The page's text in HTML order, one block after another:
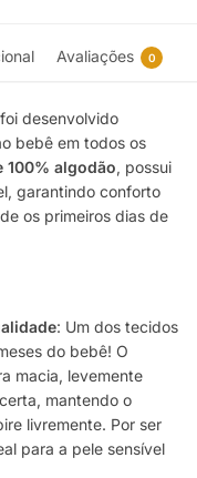
Avaliações 0
foi desenvolvido
bebê em todos os
100% algodão, possui
garantindo conforto
os primeiros dias de
: Um dos tecidos
do bebê! O
macia, levemente
mantendo o
livremente. Por ser
para a pele sensível